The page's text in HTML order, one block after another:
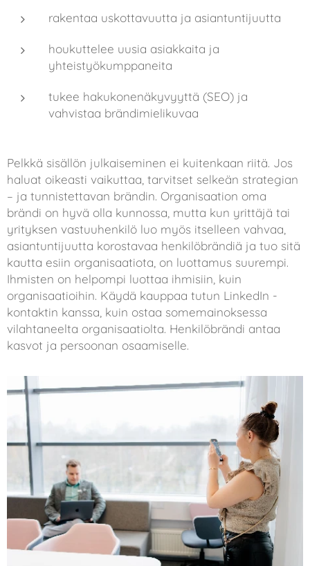
rakentaa uskottavuutta ja asiantuntijuutta
houkuttelee uusia asiakkaita ja
yhteistyökumppaneita
tukee hakukonenäkyvyyttä (SEO) ja
vahvistaa brändimielikuvaa
Pelkkä sisällön julkaiseminen ei kuitenkaan riitä. Jos
haluat oikeasti vaikuttaa, tarvitset selkeän strategian
– ja tunnistettavan brändin. Organisaation oma
brändi on hyvä olla kunnossa, mutta kun yrittäjä tai
yrityksen vastuuhenkilö luo myös itselleen vahvaa,
asiantuntijuutta korostavaa henkilöbrändiä ja tuo sitä
kautta esiin organisaatiota, on luottamus suurempi.
Ihmisten on helpompi luottaa ihmisiin, kuin
organisaatioihin. Käydä kauppaa tutun LinkedIn -
kontaktin kanssa, kuin ostaa somemainoksessa
vilahtaneelta organisaatiolta. Henkilöbrändi antaa
kasvot ja persoonan osaamiselle.